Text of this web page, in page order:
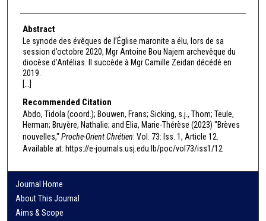
Abstract
Le synode des évêques de l’Église maronite a élu, lors de sa
session d’octobre 2020, Mgr Antoine Bou Najem archevêque du
diocèse d’Antélias. Il succède à Mgr Camille Zeidan décédé en
2019.
[...]
Recommended Citation
Abdo, Tidola (coord.); Bouwen, Frans; Sicking, s.j., Thom; Teule,
Herman; Bruyère, Nathalie; and Elia, Marie-Thérèse (2023) "Brèves
nouvelles," Proche-Orient Chrétien: Vol. 73: Iss. 1, Article 12.
Available at: https://e-journals.usj.edu.lb/poc/vol73/iss1/12
Journal Home
About This Journal
Aims & Scope